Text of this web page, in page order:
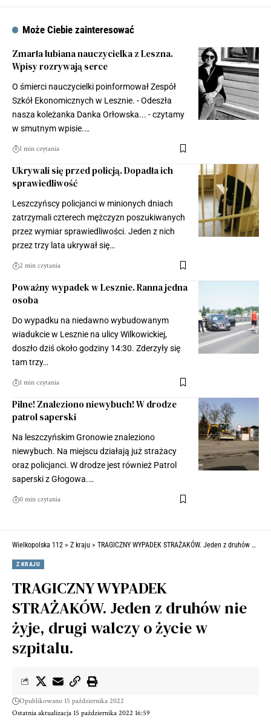
Może Ciebie zainteresować
Zmarła lubiana nauczycielka z Leszna.
Wpisy rozrywają serce
O śmierci nauczycielki poinformował Zespół
Szkół Ekonomicznych w Lesznie. - Odeszła
nasza koleżanka Danka Orłowska... - czytamy
w smutnym wpisie.…
1 min czytania
Ukrywali się przed policją. Dopadła ich
sprawiedliwość
Leszczyńscy policjanci w minionych dniach
zatrzymali czterech mężczyzn poszukiwanych
przez wymiar sprawiedliwości. Jeden z nich
przez trzy lata ukrywał się…
2 min czytania
Poważny wypadek w Lesznie. Ranna jedna
osoba
Do wypadku na niedawno wybudowanym
wiadukcie w Lesznie na ulicy Wilkowickiej,
doszło dziś około godziny 14:30. Zderzyły się
tam trzy…
1 min czytania
Pilne! Znaleziono niewybuch! W drodze
patrol saperski
Na leszczyńskim Gronowie znaleziono
niewybuch. Na miejscu działają już strażacy
oraz policjanci. W drodze jest również Patrol
saperski z Głogowa.…
0 min czytania
Wielkopolska 112 > Z kraju > TRAGICZNY WYPADEK STRAŻAKÓW. Jeden z druhów nie żyje, drugi walczy o życie w szpitalu.
Z KRAJU
TRAGICZNY WYPADEK
STRAŻAKÓW. Jeden z druhów nie
żyje, drugi walczy o życie w
szpitalu.
Ostatnia aktualizacja 15 października 2022 16:59
Opublikowano 15 października 2022